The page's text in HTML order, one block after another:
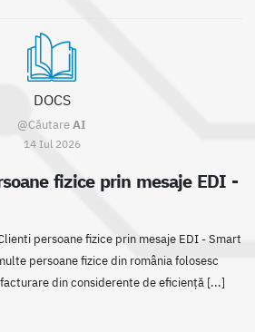
DOCS
@CăutareAI
14 Iul 2026
fizice prin mesaje EDI -
persoane fizice prin mesaje EDI - Smart
persoane fizice din românia folosesc
din considerente de eficiență [...]